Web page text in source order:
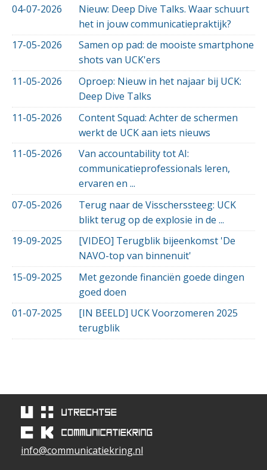
04-07-2026
Nieuw: Deep Dive Talks. Waar schuurt
het in jouw communicatiepraktijk?
17-05-2026
Samen op pad: de mooiste smartphone
shots van UCK'ers
11-05-2026
Oproep: Nieuw in het najaar bij UCK:
Deep Dive Talks
11-05-2026
Content Squad: Achter de schermen
werkt de UCK aan iets nieuws
11-05-2026
Van accountability tot AI:
communicatieprofessionals leren,
ervaren en ...
07-05-2026
Terug naar de Visscherssteeg: UCK
blikt terug op de explosie in de ...
19-09-2025
[VIDEO] Terugblik bijeenkomst 'De
NAVO-top van binnenuit'
15-09-2025
Met gezonde financiën goede dingen
goed doen
01-07-2025
[IN BEELD] UCK Voorzomeren 2025
terugblik
info@communicatiekring.nl